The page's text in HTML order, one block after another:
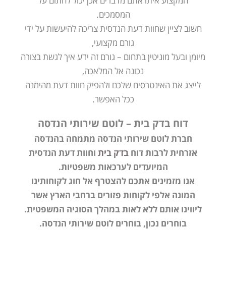
המסמכים.
חשוב לציין שחוות דעת הנדסית צריכה להיעשות על ידי
גורם מקצועי,
מיומן ובעל מוניטין בתחום – גורם זה ידע איך לגשת בצורה
נכונה אל המלאכה,
לייצג את האינטרסים שלכם ולהפיק חוות דעת מהימנה
ככל האפשר.
דוח בדק בית – לוטם שירותי הנדסה
חברת לוטם שירותי הנדסה מתמחה בהנדסה
אזרחית לרבות דוח בדק בית וחוות דעת הנדסית
המיועדים לערכאות משפטיות.
אנו מזמינים אתכם להצטרף אל חוג לקוחותינו
המונה אלפי לקוחות פזורים ברחבי הארץ אשר
ליווינו אותם ללא לאות במהלך הסוגיה המשפטית.
בוחרים נכון, בוחרים לוטם שירותי הנדסה.